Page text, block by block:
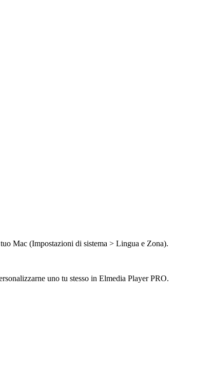
Mac (Impostazioni di sistema > Lingua e Zona).
uno tu stesso in Elmedia Player PRO.